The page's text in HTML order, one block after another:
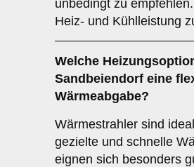
unbedingt zu
Heiz- und Kühlleistung
Welche
Sandbeiendorf eine
Wärmeabgabe?
Wärmestrahler sind
gezielte und schnelle
eignen sich besonders